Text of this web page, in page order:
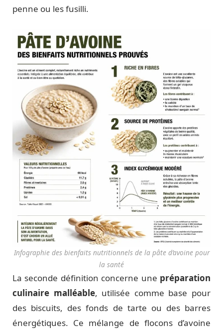
penne ou les fusilli.
Infographie des bienfaits nutritionnels de la pâte d’avoine pour
la santé
La seconde définition concerne une préparation
culinaire malléable, utilisée comme base pour
des biscuits, des fonds de tarte ou des barres
énergétiques. Ce mélange de flocons d’avoine